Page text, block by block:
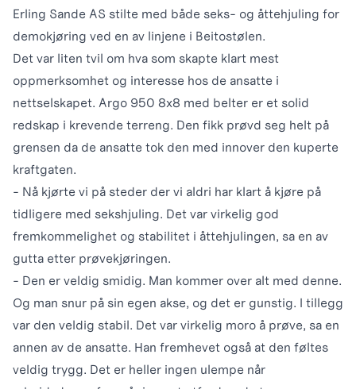
Erling Sande AS stilte med både seks- og åttehjuling for
demokjøring ved en av linjene i Beitostølen.
Det var liten tvil om hva som skapte klart mest
oppmerksomhet og interesse hos de ansatte i
nettselskapet. Argo 950 8x8 med belter er et solid
redskap i krevende terreng. Den fikk prøvd seg helt på
grensen da de ansatte tok den med innover den kuperte
kraftgaten.
- Nå kjørte vi på steder der vi aldri har klart å kjøre på
tidligere med sekshjuling. Det var virkelig god
fremkommelighet og stabilitet i åttehjulingen, sa en av
gutta etter prøvekjøringen.
- Den er veldig smidig. Man kommer over alt med denne.
Og man snur på sin egen akse, og det er gunstig. I tillegg
var den veldig stabil. Det var virkelig moro å prøve, sa en
annen av de ansatte. Han fremhevet også at den føltes
veldig trygg. Det er heller ingen ulempe når